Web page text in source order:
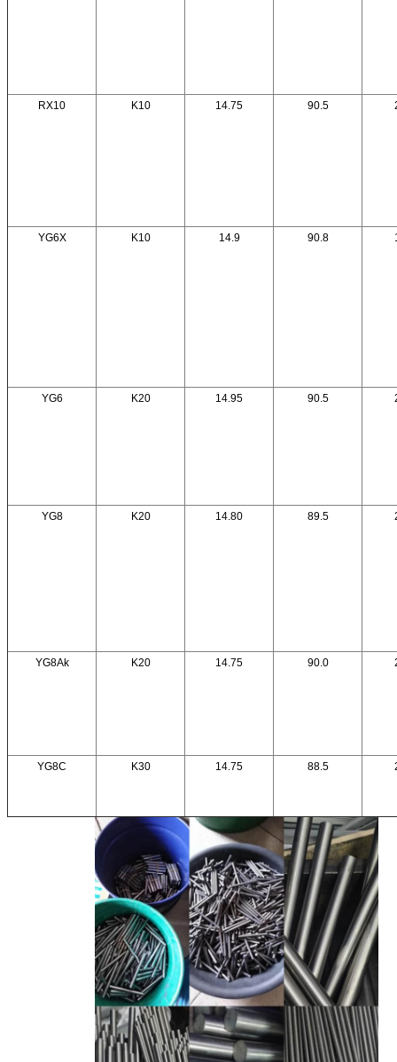
RX10 K10 14.75 90.5
YG6X K10 14.9 90.8
YG6 K20 14.95 90.5
YG8 K20 14.80 89.5
YG8Ak K20 14.75 90.0
YG8C K30 14.75 88.5